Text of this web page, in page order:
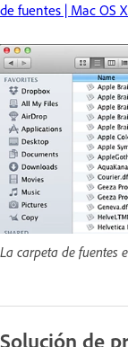
de fuentes | Mac OS X
La carpeta de fuentes
Solución de